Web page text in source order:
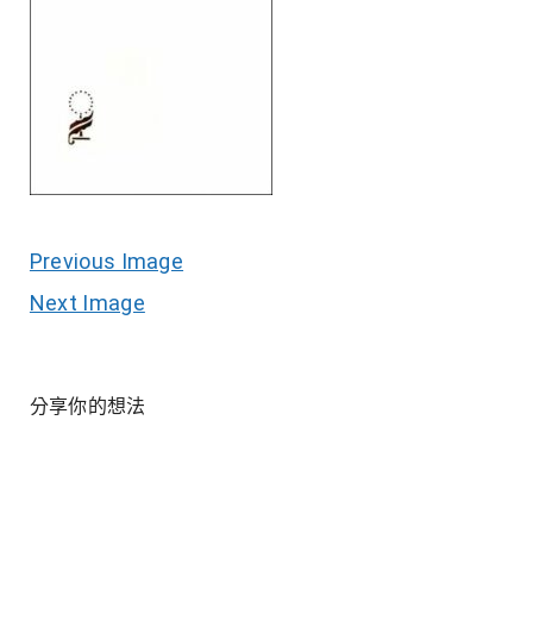
Previous Image
Next Image
分享你的想法